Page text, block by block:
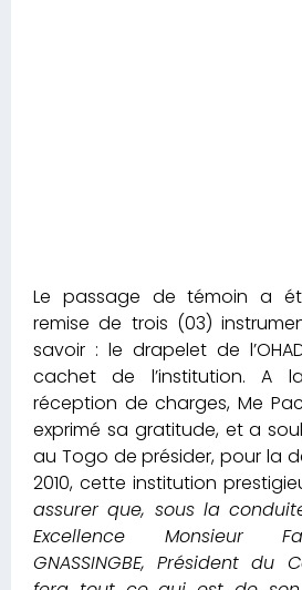
Le passage de témoin a
remise de trois (03)
savoir : le drapelet de
cachet de l’institution. A
réception de charges, Me
exprimé sa gratitude, et a
au Togo de présider, pour la
2010, cette institution
assurer que, sous la
Excellence Monsieur
GNASSINGBE, Président du